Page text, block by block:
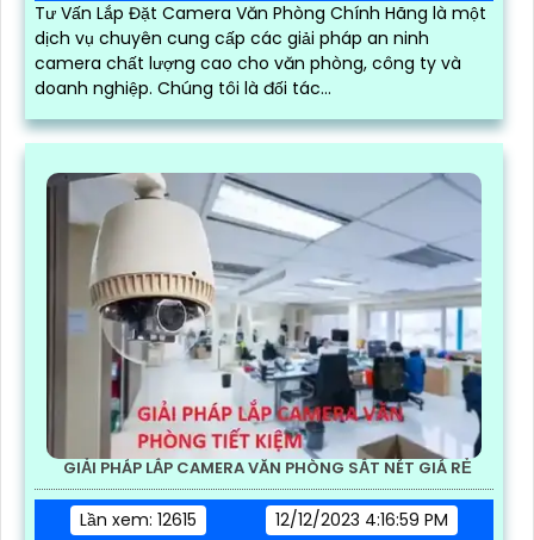
Tư Vấn Lắp Đặt Camera Văn Phòng Chính Hãng là một
dịch vụ chuyên cung cấp các giải pháp an ninh
camera chất lượng cao cho văn phòng, công ty và
doanh nghiệp. Chúng tôi là đối tác...
GIẢI PHÁP LẮP CAMERA VĂN PHÒNG SẮT NÉT GIÁ RẺ
Lần xem: 12615
12/12/2023 4:16:59 PM